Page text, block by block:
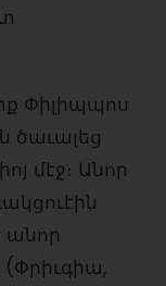
Փիլիպպոս
ծաւալեց
մէջ։ Անոր
անոր
(Փրիւգիա,